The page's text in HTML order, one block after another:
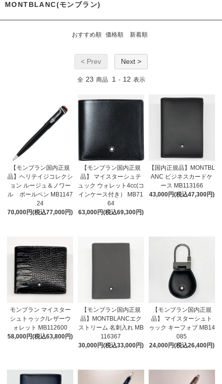
MONTBLANC(モンブラン)
おすすめ順 価格順 新着順
< Prev Next >
全 23 商品 1 - 12 表示
【モンブラン国内正規
品】ヘリテイジコレクシ
ョン ルージュ＆ノワー
ル ボールペン MB1147
24
70,000円(税込77,000円)
【モンブラン国内正規
品】 マイスターシュテ
ュック ウォレット4cc(コ
インケース付き） MB71
64
63,000円(税込69,300円)
【国内正規品】MONTBL
ANC ビジネスカードケ
ース MB113166
43,000円(税込47,300円)
モンブラン マイスター
シュトゥック/レザーウ
ォレット MB112600
58,000円(税込63,800円)
【モンブラン国内正規
品】MONTBLANCエク
ストリーム 名刺入れ MB
116367
30,000円(税込33,000円)
【モンブラン国内正規
品】 マイスターシュト
ゥック キーフォブ MB14
085
24,000円(税込26,400円)